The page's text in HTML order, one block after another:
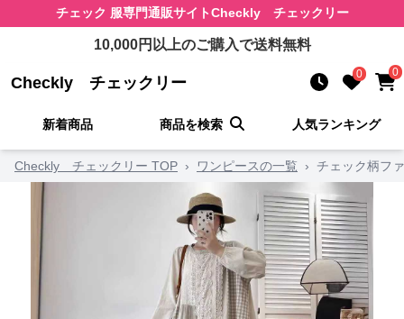
チェック 服専門通販サイトCheckly チェックリー
10,000円以上のご購入で送料無料
Checkly チェックリー 0 0
新着商品 商品を検索 人気ランキング
Checkly チェックリー TOP › ワンピースの一覧 › チェック柄フ